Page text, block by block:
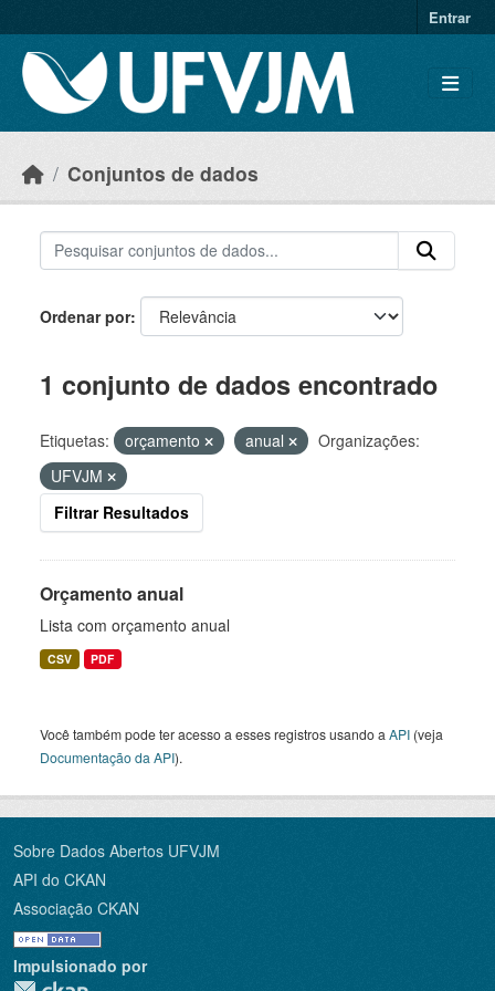
Entrar
Conjuntos de dados
Ordenar por
1 conjunto de dados encontrado
Etiquetas: orçamento anual
Organizações:
UFVJM
Filtrar Resultados
Orçamento anual
Lista com orçamento anual
CSV PDF
Você também pode ter acesso a esses registros usando a API (veja
Documentação da API).
Sobre Dados Abertos UFVJM
API do CKAN
Associação CKAN
Impulsionado por